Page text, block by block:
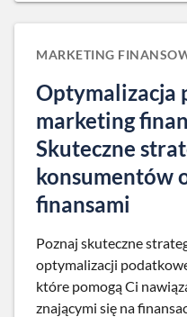
MARKETING
Optymalizacja
marketing
Skuteczne
konsumentów
finansami
Poznaj skuteczne
optymalizacji
które pomogą Ci
znającymi się na